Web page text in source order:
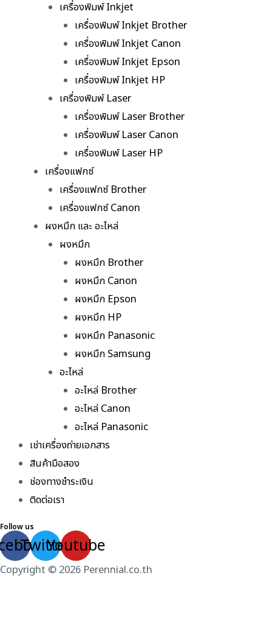
เครื่องพิมพ์ Inkjet
เครื่องพิมพ์ Inkjet Brother
เครื่องพิมพ์ Inkjet Canon
เครื่องพิมพ์ Inkjet Epson
เครื่องพิมพ์ Inkjet HP
เครื่องพิมพ์ Laser
เครื่องพิมพ์ Laser Brother
เครื่องพิมพ์ Laser Canon
เครื่องพิมพ์ Laser HP
เครื่องแฟกซ์
เครื่องแฟกซ์ Brother
เครื่องแฟกซ์ Canon
ผงหมึก และ อะไหล่
ผงหมึก
ผงหมึก Brother
ผงหมึก Canon
ผงหมึก Epson
ผงหมึก HP
ผงหมึก Panasonic
ผงหมึก Samsung
อะไหล่
อะไหล่ Brother
อะไหล่ Canon
อะไหล่ Panasonic
เช่าเครื่องถ่ายเอกสาร
สินค้ามือสอง
ช่องทางชำระเงิน
ติดต่อเรา
Follow us
TwitterYoutube
Copyright © 2026 Perennial.co.th